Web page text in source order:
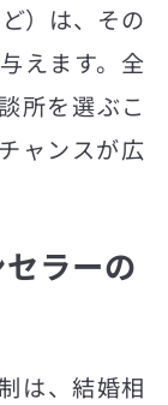
）は、その
えます。全
所を選ぶこ
ャンスが広
ラーの
は、結婚相